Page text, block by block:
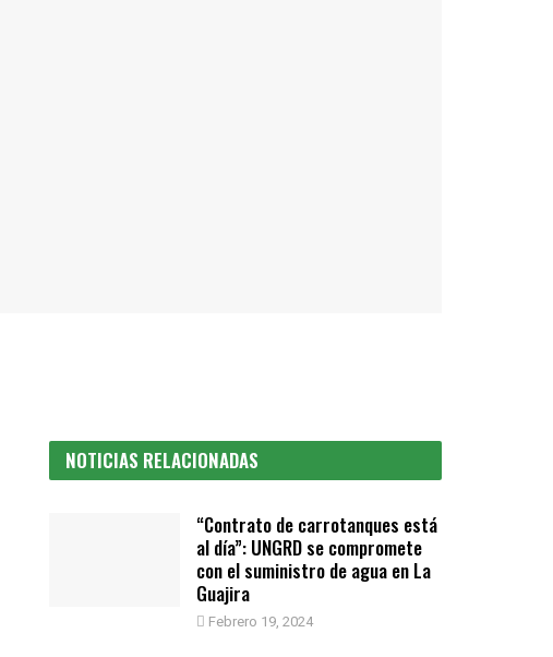
NOTICIAS RELACIONADAS
“Contrato de carrotanques está
al día”: UNGRD se compromete
con el suministro de agua en La
Guajira
Febrero 19, 2024